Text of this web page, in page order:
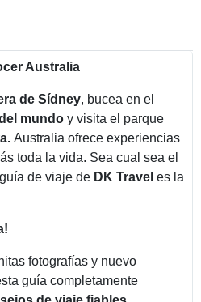
Australia
de Sídney, bucea en el
mundo y visita el parque
Australia ofrece experiencias
toda la vida. Sea cual sea el
de viaje de DK Travel es la
fotografías y nuevo
guía completamente